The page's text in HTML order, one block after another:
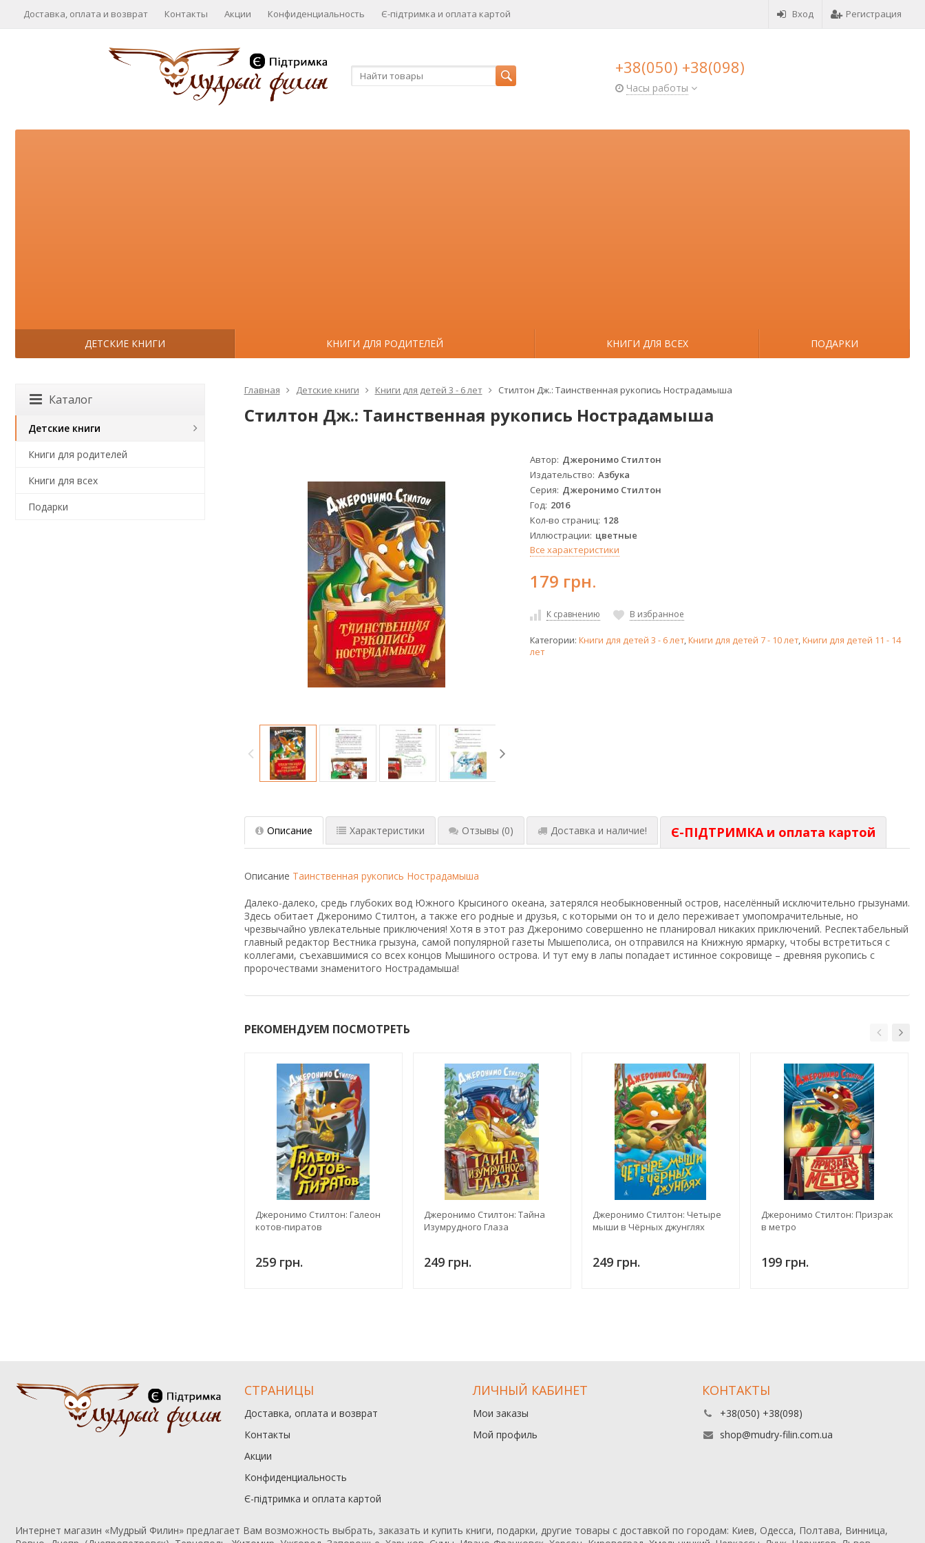
Вход Регистрация
Доставка, оплата и возврат Контакты Акции Конфиденциальность Є-підтримка и оплата картой
+38(050) +38(098)
Часы работы
ДЕТСКИЕ КНИГИ КНИГИ ДЛЯ РОДИТЕЛЕЙ КНИГИ ДЛЯ ВСЕХ ПОДАРКИ
Главная Детские книги Книги для детей 3 - 6 лет Стилтон Дж.: Таинственная рукопись Нострадамыша
Стилтон Дж.: Таинственная рукопись Нострадамыша
Автор Джеронимо Стилтон
Издательство Азбука
Серия Джеронимо Стилтон
Год 2016
Кол-во страниц 128
Иллюстрации цветные
Все характеристики
179 грн.
К сравнению В избранное
Категории:Книги для детей 3 - 6 лет,Книги для детей 7 - 10 лет,Книги для детей 11 - 14
лет
Описание Характеристики Отзывы (0) Доставка и наличие! Є-ПІДТРИМКА и оплата картой
Описание Таинственная рукопись Нострадамыша
Далеко-далеко, средь глубоких вод Южного Крысиного океана, затерялся необыкновенный остров, населённый исключительно грызунами.
Здесь обитает Джеронимо Стилтон, а также его родные и друзья, с которыми он то и дело переживает умопомрачительные, но
чрезвычайно увлекательные приключения! Хотя в этот раз Джеронимо совершенно не планировал никаких приключений. Респектабельный
главный редактор Вестника грызуна, самой популярной газеты Мышеполиса, он отправился на Книжную ярмарку, чтобы встретиться с
коллегами, съехавшимися со всех концов Мышиного острова. И тут ему в лапы попадает истинное сокровище – древняя рукопись с
пророчествами знаменитого Нострадамыша!
РЕКОМЕНДУЕМ ПОСМОТРЕТЬ
Джеронимо Стилтон: Галеон
котов-пиратов
259 грн.
Джеронимо Стилтон: Тайна
Изумрудного Глаза
249 грн.
Джеронимо Стилтон: Четыре
мыши в Чёрных джунглях
249 грн.
Джеронимо Стилтон: Призрак
в метро
199 грн.
Каталог
Детские книги
Книги для родителей
Книги для всех
Подарки
СТРАНИЦЫ
Доставка, оплата и возврат
Контакты
Акции
Конфиденциальность
Є-підтримка и оплата картой
ЛИЧНЫЙ КАБИНЕТ
Мои заказы
Мой профиль
КОНТАКТЫ
+38(050) +38(098)
shop@mudry-filin.com.ua
Интернет магазин «Мудрый Филин» предлагает Вам возможность выбрать, заказать и купить книги, подарки, другие товары с доставкой по городам: Киев, Одесса, Полтава, Винница,